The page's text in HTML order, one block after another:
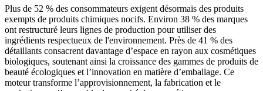
Plus de 52 % des consommateurs exigent désormais des produits
exempts de produits chimiques nocifs. Environ 38 % des marques
ont restructuré leurs lignes de production pour utiliser des
ingrédients respectueux de l'environnement. Près de 41 % des
détaillants consacrent davantage d’espace en rayon aux cosmétiques
biologiques, soutenant ainsi la croissance des gammes de produits de
beauté écologiques et l’innovation en matière d’emballage. Ce
moteur transforme l’approvisionnement, la fabrication et le